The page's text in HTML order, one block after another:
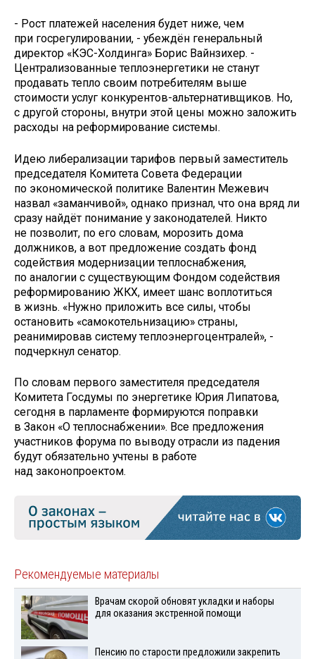
- Рост платежей населения будет ниже, чем
при госрегулировании, - убеждён генеральный
директор «КЭС-Холдинга» Борис Вайнзихер. -
Централизованные теплоэнергетики не станут
продавать тепло своим потребителям выше
стоимости услуг конкурентов-альтернативщиков. Но,
с другой стороны, внутри этой цены можно заложить
расходы на реформирование системы.
Идею либерализации тарифов первый заместитель
председателя Комитета Совета Федерации
по экономической политике Валентин Межевич
назвал «заманчивой», однако признал, что она вряд ли
сразу найдёт понимание у законодателей. Никто
не позволит, по его словам, морозить дома
должников, а вот предложение создать фонд
содействия модернизации теплоснабжения,
по аналогии с существующим Фондом содействия
реформированию ЖКХ, имеет шанс воплотиться
в жизнь. «Нужно приложить все силы, чтобы
остановить «самокотельнизацию» страны,
реанимировав систему теплоэнергоцентралей», -
подчеркнул сенатор.
По словам первого заместителя председателя
Комитета Госдумы по энергетике Юрия Липатова,
сегодня в парламенте формируются поправки
в Закон «О теплоснабжении». Все предложения
участников форума по выводу отрасли из падения
будут обязательно учтены в работе
над законопроектом.
Рекомендуемые материалы
Врачам скорой обновят укладки и наборы
для оказания экстренной помощи
Пенсию по старости предложили закрепить